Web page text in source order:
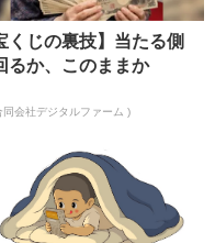
くじの裏技】当たる側
るか、このままか
同会社デジタルファーム )